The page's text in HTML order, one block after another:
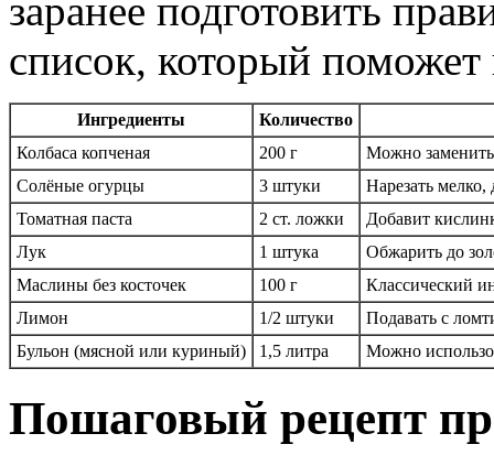
заранее подготовить
список, который
Ингредиенты
Количество
Колбаса копченая
200 г
Можно
Солёные огурцы
3 штуки
Нарезать мелко,
Томатная паста
2 ст. ложки
Добавит
Лук
1 штука
Обжарить до
Маслины без косточек
100 г
Классический
Лимон
1/2 штуки
Подавать с
Бульон (мясной или куриный)
1,5 литра Можно
Пошаговый рецепт